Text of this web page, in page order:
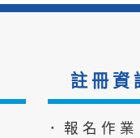
註冊資
．報名作業